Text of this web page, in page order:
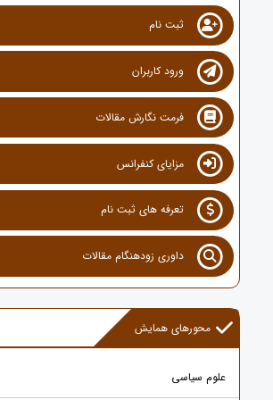
ثبت نام
ورود کاربران
فرمت نگارش مقالات
مزایای کنفرانس
تعرفه های ثبت نام
داوری زودهنگام مقالات
محورهای همایش
علوم سیاسی